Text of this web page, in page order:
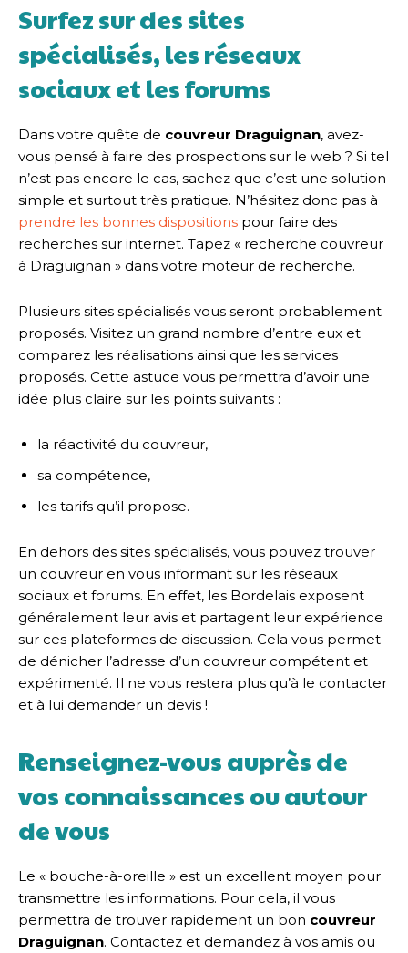
Surfez sur des sites
spécialisés, les réseaux
sociaux et les forums
Dans votre quête de couvreur Draguignan, avez-
vous pensé à faire des prospections sur le web ? Si tel
n’est pas encore le cas, sachez que c’est une solution
simple et surtout très pratique. N’hésitez donc pas à
prendre les bonnes dispositions pour faire des
recherches sur internet. Tapez « recherche couvreur
à Draguignan » dans votre moteur de recherche.
Plusieurs sites spécialisés vous seront probablement
proposés. Visitez un grand nombre d’entre eux et
comparez les réalisations ainsi que les services
proposés. Cette astuce vous permettra d’avoir une
idée plus claire sur les points suivants :
la réactivité du couvreur,
sa compétence,
les tarifs qu’il propose.
En dehors des sites spécialisés, vous pouvez trouver
un couvreur en vous informant sur les réseaux
sociaux et forums. En effet, les Bordelais exposent
généralement leur avis et partagent leur expérience
sur ces plateformes de discussion. Cela vous permet
de dénicher l’adresse d’un couvreur compétent et
expérimenté. Il ne vous restera plus qu’à le contacter
et à lui demander un devis !
Renseignez-vous auprès de
vos connaissances ou autour
de vous
Le « bouche-à-oreille » est un excellent moyen pour
transmettre les informations. Pour cela, il vous
permettra de trouver rapidement un bon couvreur
Draguignan. Contactez et demandez à vos amis ou